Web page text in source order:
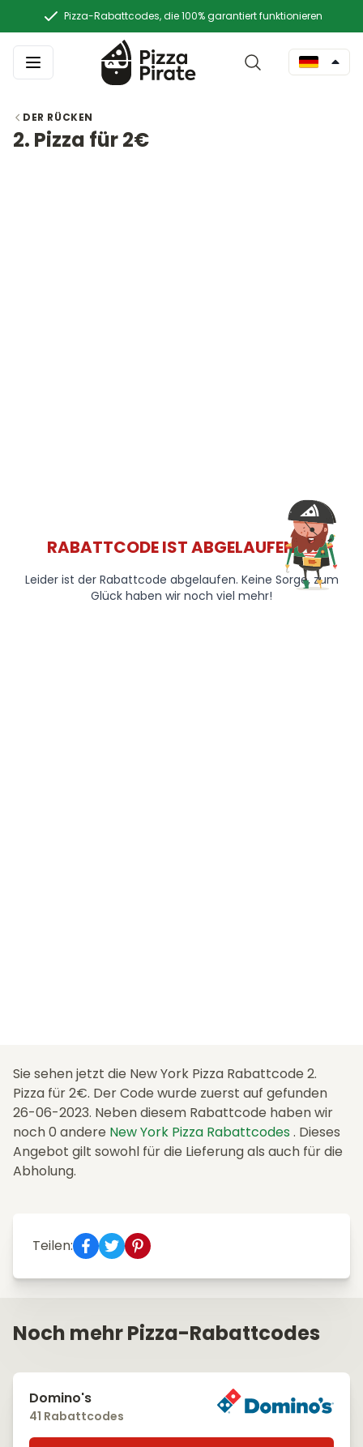
Pizza-Rabattcodes, die 100% garantiert funktionieren
DER RÜCKEN
2. Pizza für 2€
RABATTCODE IST ABGELAUFEN 😞
Leider ist der Rabattcode abgelaufen. Keine Sorge, zum
Glück haben wir noch viel mehr!
Sie sehen jetzt die New York Pizza Rabattcode 2.
Pizza für 2€. Der Code wurde zuerst auf gefunden
26-06-2023. Neben diesem Rabattcode haben wir
noch 0 andere New York Pizza Rabattcodes . Dieses
Angebot gilt sowohl für die Lieferung als auch für die
Abholung.
Teilen:
Noch mehr Pizza-Rabattcodes
Domino's
41 Rabattcodes